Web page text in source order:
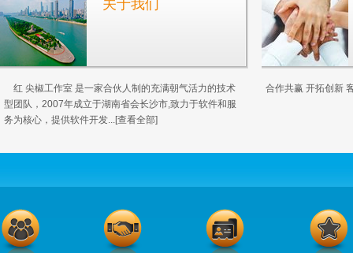
20201109 身份证（卡）阅读器共享系统[ 2020.11.9 ]
2020-01-15 设施设备运行健康状态监测分...[
带 网络 服务 自定义 万能 公式 计算器 ...[ 2024.3.3 ]
完成某市财政票据
适用于内外销型企
20201109 身份证（
2020-01-15 设施设
关于我们
红 尖椒工作室 是一家合伙人制的充满朝气活力的技术
型团队，2007年成立于湖南省会长沙市,致力于软件和服
务为核心，提供软件开发...[查看全部]
合作共赢 开拓创新